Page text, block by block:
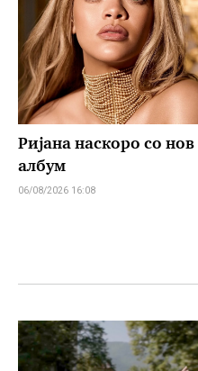
Ријана наскоро со нов
албум
06/08/2026 16:08